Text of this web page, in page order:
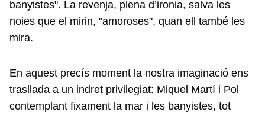
banyistes". La revenja, plena d’ironia, salva les
noies que el mirin, "amoroses", quan ell també les
mira.
En aquest precís moment la nostra imaginació ens
trasllada a un indret privilegiat: Miquel Martí i Pol
contemplant fixament la mar i les banyistes, tot